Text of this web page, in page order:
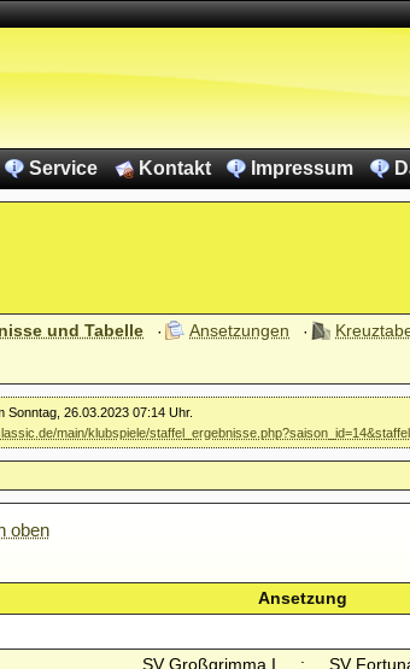
Service Kontakt Impressum
und Tabelle Ansetzungen
26.03.2023 07:14 Uhr.
main/klubspiele/
oben
Ansetzung
SV Großgrimma I : SV